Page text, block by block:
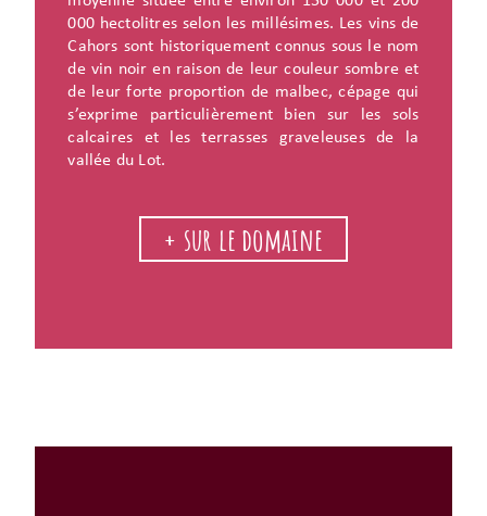
000 hectolitres selon les millésimes. Les vins de
Cahors sont historiquement connus sous le nom
de vin noir en raison de leur couleur sombre et
de leur forte proportion de malbec, cépage qui
s’exprime particulièrement bien sur les sols
calcaires et les terrasses graveleuses de la
vallée du Lot.
+ sur le domaine